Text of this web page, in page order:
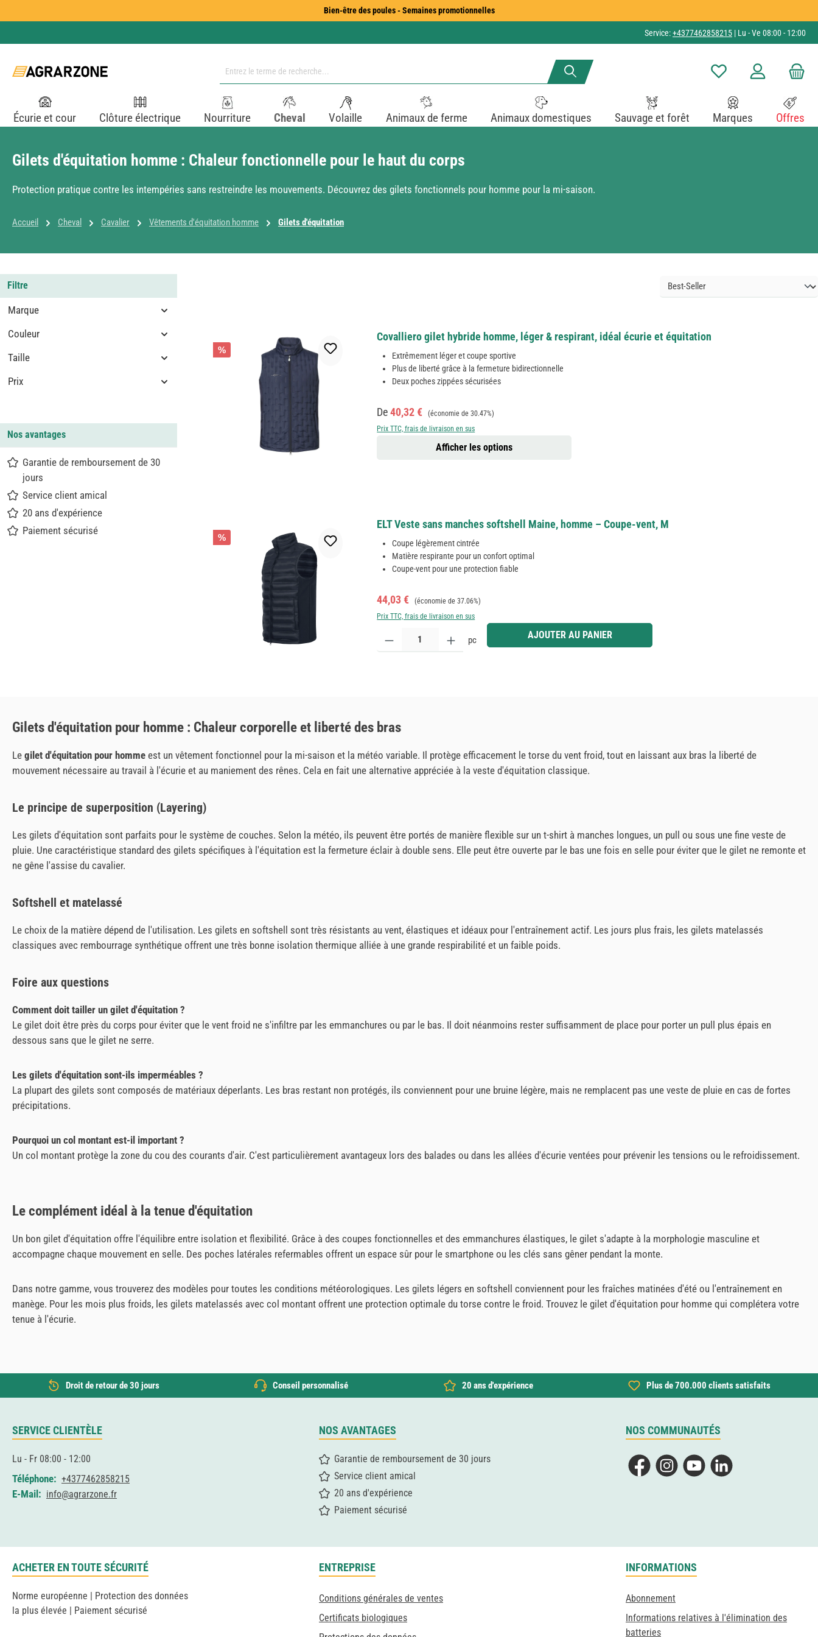
Bien-être des poules - Semaines promotionnelles
Service:+4377462858215 | Lu - Ve 08:00 - 12:00
Vous avez 0 articles dans
Écurie et cour Clôture électrique Nourriture Cheval Volaille Animaux de ferme Animaux domestiques Sauvage et forêt Marques Offres
Gilets d'équitation homme : Chaleur fonctionnelle pour le haut du corps
Protection pratique contre les intempéries sans restreindre les mouvements. Découvrez des gilets fonctionnels pour homme pour la mi-saison.
Accueil Cheval Cavalier Vêtements d'équitation homme Gilets d'équitation
Filtre
Marque
Couleur
Taille
Prix
Nos avantages
Garantie de remboursement de 30
jours
Service client amical
20 ans d'expérience
Paiement sécurisé
%
Covalliero gilet hybride homme, léger & respirant, idéal écurie et équitation
Extrêmement léger et coupe sportive
Plus de liberté grâce à la fermeture bidirectionnelle
Deux poches zippées sécurisées
Prix de vente :
De40,32 € Prix régulier :
(économie de 30.47%)
Prix TTC, frais de livraison en sus
Afficher les options
%
ELT Veste sans manches softshell Maine, homme – Coupe-vent, M
Coupe légèrement cintrée
Matière respirante pour un confort optimal
Coupe-vent pour une protection fiable
Prix de vente :
44,03 € Prix régulier :
(économie de 37.06%)
Prix TTC, frais de livraison en sus
Quantité de produit : Entrez la quantité souhaitée ou utilisez les boutons pour augmenter ou diminuer la quantité.
pc AJOUTER AU PANIER
Gilets d'équitation pour homme : Chaleur corporelle et liberté des bras
Le gilet d'équitation pour homme est un vêtement fonctionnel pour la mi-saison et la météo variable. Il protège efficacement le torse du vent froid, tout en laissant aux bras la liberté de
mouvement nécessaire au travail à l'écurie et au maniement des rênes. Cela en fait une alternative appréciée à la veste d'équitation classique.
Le principe de superposition (Layering)
Les gilets d'équitation sont parfaits pour le système de couches. Selon la météo, ils peuvent être portés de manière flexible sur un t-shirt à manches longues, un pull ou sous une fine veste de
pluie. Une caractéristique standard des gilets spécifiques à l'équitation est la fermeture éclair à double sens. Elle peut être ouverte par le bas une fois en selle pour éviter que le gilet ne remonte et
ne gêne l'assise du cavalier.
Softshell et matelassé
Le choix de la matière dépend de l'utilisation. Les gilets en softshell sont très résistants au vent, élastiques et idéaux pour l'entraînement actif. Les jours plus frais, les gilets matelassés
classiques avec rembourrage synthétique offrent une très bonne isolation thermique alliée à une grande respirabilité et un faible poids.
Foire aux questions
Comment doit tailler un gilet d'équitation ?
Le gilet doit être près du corps pour éviter que le vent froid ne s'infiltre par les emmanchures ou par le bas. Il doit néanmoins rester suffisamment de place pour porter un pull plus épais en
dessous sans que le gilet ne serre.
Les gilets d'équitation sont-ils imperméables ?
La plupart des gilets sont composés de matériaux déperlants. Les bras restant non protégés, ils conviennent pour une bruine légère, mais ne remplacent pas une veste de pluie en cas de fortes
précipitations.
Pourquoi un col montant est-il important ?
Un col montant protège la zone du cou des courants d'air. C'est particulièrement avantageux lors des balades ou dans les allées d'écurie ventées pour prévenir les tensions ou le refroidissement.
Le complément idéal à la tenue d'équitation
Un bon gilet d'équitation offre l'équilibre entre isolation et flexibilité. Grâce à des coupes fonctionnelles et des emmanchures élastiques, le gilet s'adapte à la morphologie masculine et
accompagne chaque mouvement en selle. Des poches latérales refermables offrent un espace sûr pour le smartphone ou les clés sans gêner pendant la monte.
Dans notre gamme, vous trouverez des modèles pour toutes les conditions météorologiques. Les gilets légers en softshell conviennent pour les fraîches matinées d'été ou l'entraînement en
manège. Pour les mois plus froids, les gilets matelassés avec col montant offrent une protection optimale du torse contre le froid. Trouvez le gilet d'équitation pour homme qui complétera votre
tenue à l'écurie.
Droit de retour de 30 jours Conseil personnalisé 20 ans d'expérience Plus de 700.000 clients satisfaits
SERVICE CLIENTÈLE
Lu - Fr 08:00 - 12:00
Téléphone: +4377462858215
E-Mail: info@agrarzone.fr
NOS AVANTAGES
Garantie de remboursement de 30 jours
Service client amical
20 ans d'expérience
Paiement sécurisé
NOS COMMUNAUTÉS
FacebookInstagramYouTubeLinkedIn
ACHETER EN TOUTE SÉCURITÉ
Norme européenne | Protection des données
la plus élevée | Paiement sécurisé
ENTREPRISE
Conditions générales de ventes
Certificats biologiques
INFORMATIONS
Abonnement
Informations relatives à l'élimination des
batteries